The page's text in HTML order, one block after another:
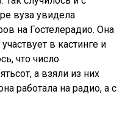
вуза увидела
на Гостелерадио. Она
в кастинге и
что число
а взяли из них
работала на радио, а с